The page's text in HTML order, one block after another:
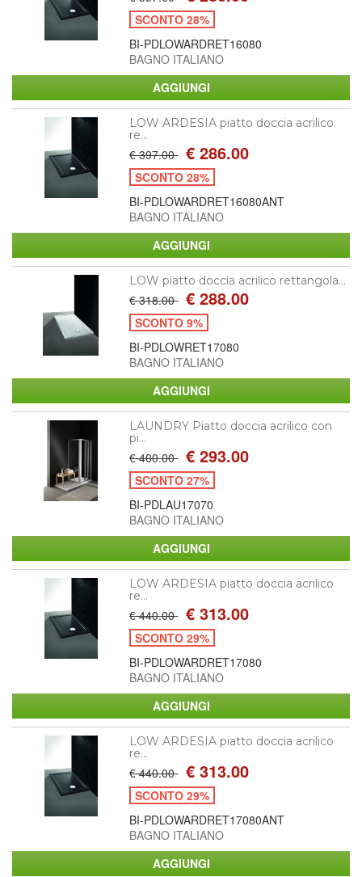
SCONTO 28%
BI-PDLOWARDRET16080
BAGNO ITALIANO
LOW ARDESIA piatto doccia acrilico
re...
€ 397.00 € 286.00
SCONTO 28%
BI-PDLOWARDRET16080ANT
BAGNO ITALIANO
LOW piatto doccia acrilico rettangola...
€ 318.00 € 288.00
SCONTO 9%
BI-PDLOWRET17080
BAGNO ITALIANO
LAUNDRY Piatto doccia acrilico con
pi...
€ 400.00 € 293.00
SCONTO 27%
BI-PDLAU17070
BAGNO ITALIANO
LOW ARDESIA piatto doccia acrilico
re...
€ 440.00 € 313.00
SCONTO 29%
BI-PDLOWARDRET17080
BAGNO ITALIANO
LOW ARDESIA piatto doccia acrilico
re...
€ 440.00 € 313.00
SCONTO 29%
BI-PDLOWARDRET17080ANT
BAGNO ITALIANO